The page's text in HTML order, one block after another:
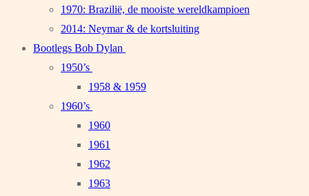
1970: Brazilië, de mooiste wereldkampioen
2014: Neymar & de kortsluiting
Bootlegs Bob Dylan
1950’s
1958 & 1959
1960’s
1960
1961
1962
1963